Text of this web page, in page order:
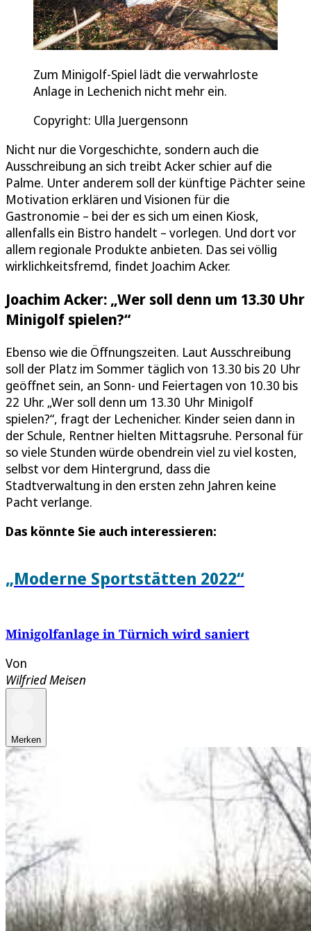
Zum Minigolf-Spiel lädt die verwahrloste
Anlage in Lechenich nicht mehr ein.
Copyright: Ulla Juergensonn
Nicht nur die Vorgeschichte, sondern auch die
Ausschreibung an sich treibt Acker schier auf die
Palme. Unter anderem soll der künftige Pächter seine
Motivation erklären und Visionen für die
Gastronomie – bei der es sich um einen Kiosk,
allenfalls ein Bistro handelt – vorlegen. Und dort vor
allem regionale Produkte anbieten. Das sei völlig
wirklichkeitsfremd, findet Joachim Acker.
Joachim Acker: „Wer soll denn um 13.30 Uhr
Minigolf spielen?“
Ebenso wie die Öffnungszeiten. Laut Ausschreibung
soll der Platz im Sommer täglich von 13.30 bis 20 Uhr
geöffnet sein, an Sonn- und Feiertagen von 10.30 bis
22 Uhr. „Wer soll denn um 13.30 Uhr Minigolf
spielen?“, fragt der Lechenicher. Kinder seien dann in
der Schule, Rentner hielten Mittagsruhe. Personal für
so viele Stunden würde obendrein viel zu viel kosten,
selbst vor dem Hintergrund, dass die
Stadtverwaltung in den ersten zehn Jahren keine
Pacht verlange.
Das könnte Sie auch interessieren:
„Moderne Sportstätten 2022“
Minigolfanlage in Türnich wird saniert
Von
Wilfried Meisen
Merken